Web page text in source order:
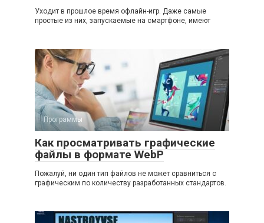
Уходит в прошлое время офлайн-игр. Даже самые
простые из них, запускаемые на смартфоне, имеют
Программы
Как просматривать графические
файлы в формате WebP
Пожалуй, ни один тип файлов не может сравниться с
графическим по количеству разработанных стандартов.